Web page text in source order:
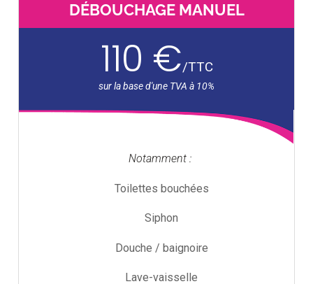
DÉBOUCHAGE MANUEL
110 €/TTC
Notamment :
Toilettes bouchées
Siphon
Douche / baignoire
Lave-vaisselle